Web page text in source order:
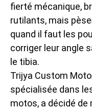
fierté mécanique,
rutilants, mais
quand il faut les
corriger leur angle
le tibia.
Trijya Custom
spécialisée dans
motos, a décidé